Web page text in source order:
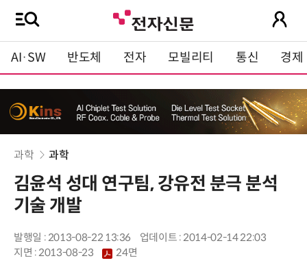
AI·SW 반도체 전자 모빌리티 통신 경제
과학 과학
김윤석 성대 연구팀, 강유전 분극 분석
기술 개발
발행일 : 2013-08-22 13:36
업데이트 : 2014-02-14 22:03
지면 :2013-08-23 24면